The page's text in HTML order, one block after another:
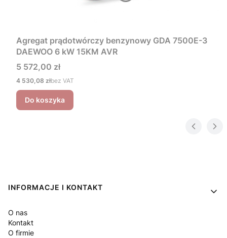
Agregat prądotwórczy benzynowy GDA 7500E-3
DAEWOO 6 kW 15KM AVR
Cena
5 572,00 zł
Cena
4 530,08 złbez VAT
Do koszyka
Linki w stopce
INFORMACJE I KONTAKT
O nas
Kontakt
O firmie